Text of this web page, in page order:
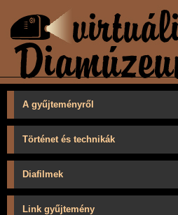
A gyűjteményről
Történet és technikák
Diafilmek
Link gyűjtemény